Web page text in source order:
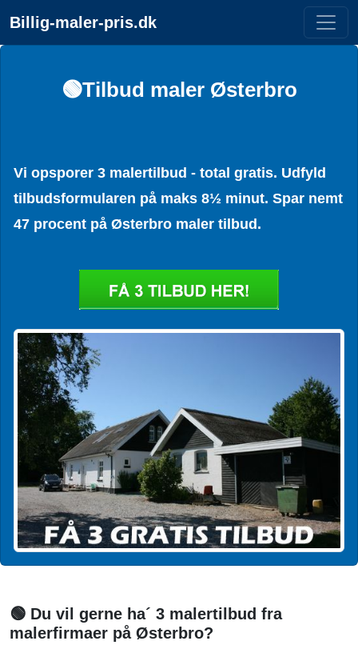
Billig-maler-pris.dk
🟢Tilbud maler Østerbro
Vi opsporer 3 malertilbud - total gratis. Udfyld
tilbudsformularen på maks 8½ minut. Spar nemt
47 procent på Østerbro maler tilbud.
🟢 Du vil gerne ha´ 3 malertilbud fra
malerfirmaer på Østerbro?